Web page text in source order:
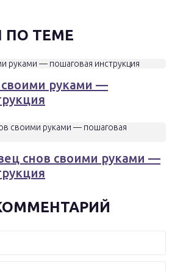
ПО ТЕМЕ
руками —
снов своими руками —